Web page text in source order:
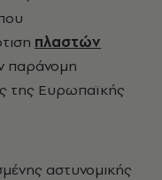
πλαστών
παράνομη
της Ευρωπαϊκής
αστυνομικής